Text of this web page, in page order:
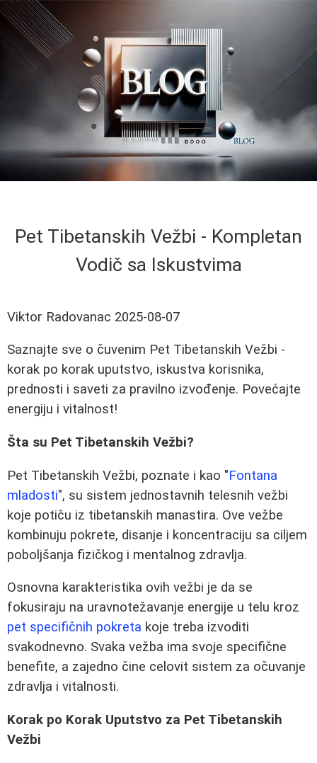
Pet Tibetanskih Vežbi - Kompletan
Vodič sa Iskustvima
Viktor Radovanac 2025-08-07
Saznajte sve o čuvenim Pet Tibetanskih Vežbi -
korak po korak uputstvo, iskustva korisnika,
prednosti i saveti za pravilno izvođenje. Povećajte
energiju i vitalnost!
Šta su Pet Tibetanskih Vežbi?
Pet Tibetanskih Vežbi, poznate i kao "Fontana
mladosti", su sistem jednostavnih telesnih vežbi
koje potiču iz tibetanskih manastira. Ove vežbe
kombinuju pokrete, disanje i koncentraciju sa ciljem
poboljšanja fizičkog i mentalnog zdravlja.
Osnovna karakteristika ovih vežbi je da se
fokusiraju na uravnotežavanje energije u telu kroz
pet specifičnih pokreta koje treba izvoditi
svakodnevno. Svaka vežba ima svoje specifične
benefite, a zajedno čine celovit sistem za očuvanje
zdravlja i vitalnosti.
Korak po Korak Uputstvo za Pet Tibetanskih
Vežbi